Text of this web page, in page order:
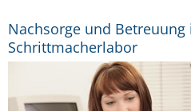
Nachsorge und
Schrittmacherlabor